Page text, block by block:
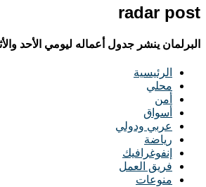
radar post
البرلمان ينشر جدول أعماله ليومي الأحد
الرئيسية
محلي
أمن
أسواق
عربي ودولي
رياضة
إنفوغرافيك
فريق العمل
منوعات